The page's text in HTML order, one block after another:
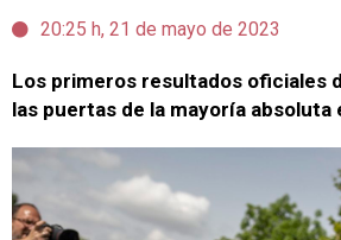
20:25 h, 21 de mayo de 2023
Los primeros resultados oficiales
las puertas de la mayoría absoluta